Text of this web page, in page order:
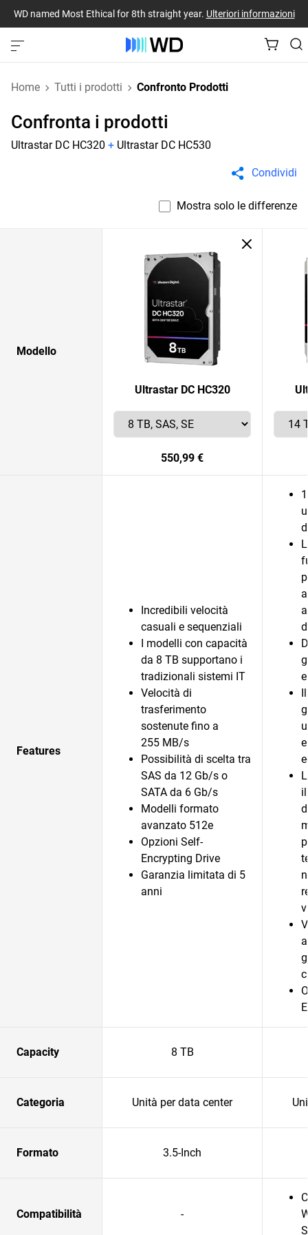
WD named Most Ethical for 8th straight year. Ulteriori informazioni
Home Tutti i prodotti Confronto Prodotti
Confronta i prodotti
Ultrastar DC HC320 + Ultrastar DC HC530
Condividi
Mostra solo le differenze
Modello
Ultrastar DC HC320
550,99 €
Features
Incredibili velocità
casuali e sequenziali
I modelli con capacità
da 8 TB supportano i
tradizionali sistemi IT
Velocità di
trasferimento
sostenute fino a
255 MB/s
Possibilità di scelta tra
SAS da 12 Gb/s o
SATA da 6 Gb/s
Modelli formato
avanzato 512e
Opzioni Self-
Encrypting Drive
Garanzia limitata di 5
anni
Capacity 8 TB
Categoria Unità per data center
Formato 3.5-Inch
Compatibilità -